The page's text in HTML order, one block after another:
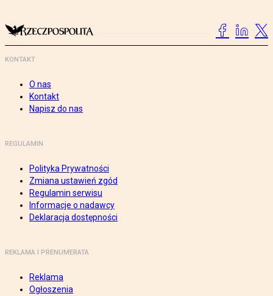
KONTAKT
O nas
Kontakt
Napisz do nas
REGULAMIN
Polityka Prywatności
Zmiana ustawień zgód
Regulamin serwisu
Informacje o nadawcy
Deklaracja dostępności
REKLAMA I PRENUMERATA
Reklama
Ogłoszenia